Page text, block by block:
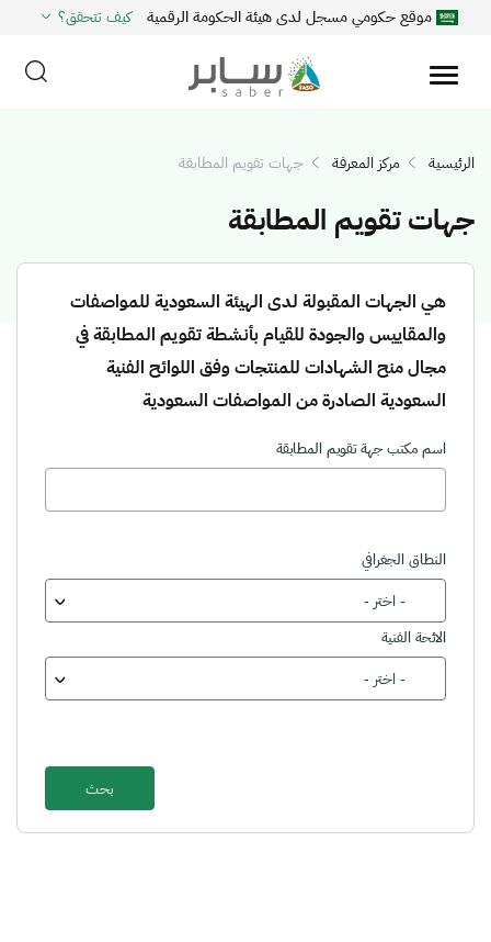
موقع حكومي مسجل لدى هيئة الحكومة الرقمية كيف تتحقق؟
الرئيسية مركز المعرفة جهات تقويم المطابقة
جهات تقويم المطابقة
هي الجهات المقبولة لدى الهيئة السعودية للمواصفات
والمقاييس والجودة للقيام بأنشطة تقويم المطابقة في
مجال منح الشهادات للمنتجات وفق اللوائح الفنية
السعودية الصادرة من المواصفات السعودية
اسم مكتب جهة تقويم المطابقة
النطاق الجغرافي
- اختر -
الائحة الفنية
- اختر -